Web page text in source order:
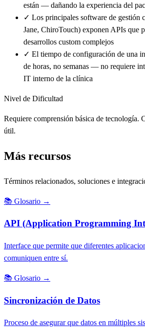
están — dañando la experiencia del
✓ Los principales software de gestión
Jane, ChiroTouch) exponen APIs que
desarrollos custom complejos
✓ El tiempo de configuración de una
de horas, no semanas — no requiere
IT interno de la clínica
Nivel de Dificultad
Requiere comprensión básica de tecnología.
útil.
Más recursos
Términos relacionados, soluciones e
📚 Glosario →
API (Application Programming
Interface que permite que diferentes
comuniquen entre sí.
📚 Glosario →
Sincronización de Datos
Proceso de asegurar que datos en múltiples